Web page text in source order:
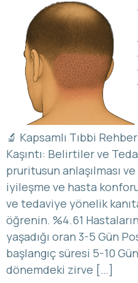
🔬 Kapsamlı Tıbbi
Kaşıntı: Belirtiler ve
pruritusun anlaşılması
iyileşme ve hasta
ve tedaviye yönelik
öğrenin. %4.61
yaşadığı oran 3-5 Gün
başlangıç süresi 5-10
dönemdeki zirve […]